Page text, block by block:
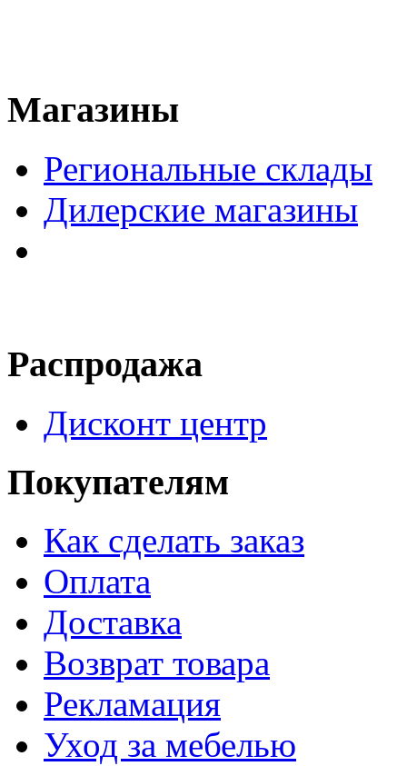
Магазины
Региональные склады
Дилерские магазины
Распродажа
Дисконт центр
Покупателям
Как сделать заказ
Оплата
Доставка
Возврат товара
Рекламация
Уход за мебелью